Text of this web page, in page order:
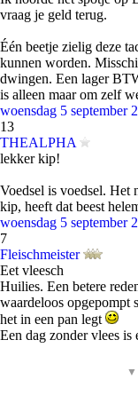
vraag je geld terug.
Één beetje zielig deze
kunnen worden.
dwingen. Een lager
is alleen maar om zelf
woensdag 5 september
13
THEALPHA
lekker kip!
Voedsel is voedsel. Het
kip, heeft dat beest
woensdag 5 september
7
Fleischmeister
Eet vleesch
Huilies. Een betere
waardeloos opgepompt
het in een pan legt
Een dag zonder vlees is
▼